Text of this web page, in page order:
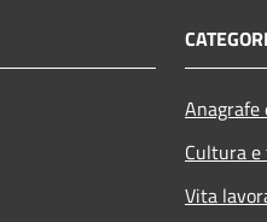
Cultura
Vita